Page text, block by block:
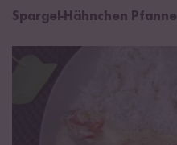
Spargel-Hähnchen Pfanne